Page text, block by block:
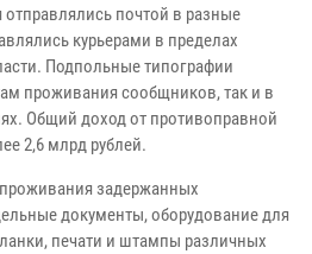
почтой в разные
курьерами в пределах
Подпольные типографии
проживания сообщников, так и в
Общий доход от противоправной
2,6 млрд рублей.
задержанных
документы, оборудование для
печати и штампы различных